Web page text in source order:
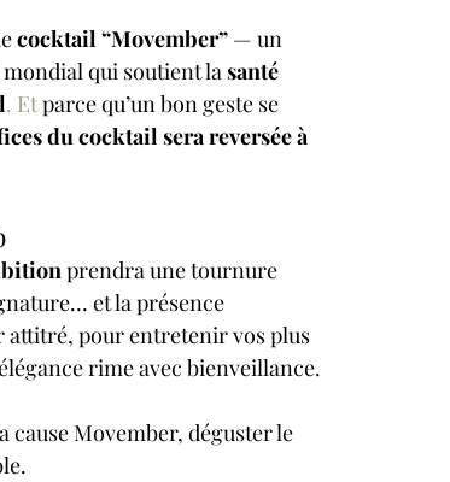
cocktail “Movember” — un
mondial qui soutient la santé
. Et parce qu’un bon geste se
du cocktail sera reversée à
prendra une tournure
et la présence
attitré, pour entretenir vos plus
rime avec bienveillance.
cause Movember, déguster le